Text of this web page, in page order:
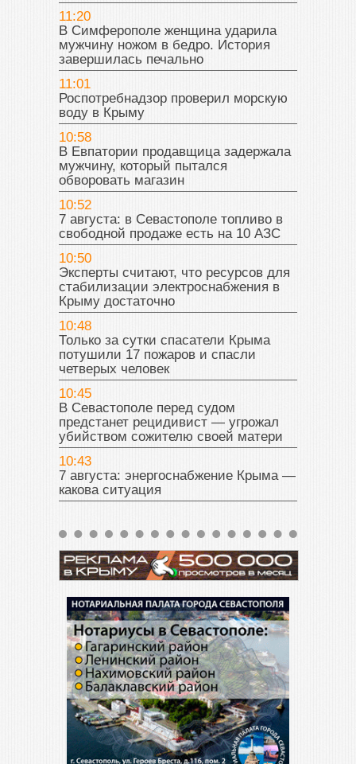
11:20
В Симферополе женщина ударила
мужчину ножом в бедро. История
завершилась печально
11:01
Роспотребнадзор проверил морскую
воду в Крыму
10:58
В Евпатории продавщица задержала
мужчину, который пытался
обворовать магазин
10:52
7 августа: в Севастополе топливо в
свободной продаже есть на 10 АЗС
10:50
Эксперты считают, что ресурсов для
стабилизации электроснабжения в
Крыму достаточно
10:48
Только за сутки спасатели Крыма
потушили 17 пожаров и спасли
четверых человек
10:45
В Севастополе перед судом
предстанет рецидивист — угрожал
убийством сожителю своей матери
10:43
7 августа: энергоснабжение Крыма —
какова ситуация